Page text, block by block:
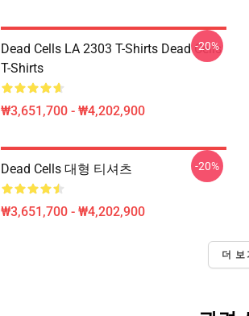
Dead Cells LA 2303 T-Shirts Dead Cells
T-Shirts
₩3,651,700 - ₩4,202,900
-20%
Dead Cells 대형 티셔츠
₩3,651,700 - ₩4,202,900
-20%
더 보